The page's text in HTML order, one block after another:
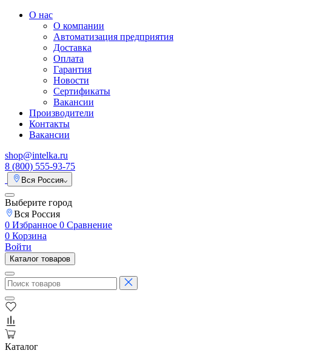
О нас
О компании
Автоматизация предприятия
Доставка
Оплата
Гарантия
Новости
Сертификаты
Вакансии
Производители
Контакты
Вакансии
shop@intelka.ru
8 (800) 555-93-75
Вся Россия
Выберите город
Вся Россия
0 Избранное 0 Сравнение
0 Корзина
Войти
Каталог товаров
Каталог